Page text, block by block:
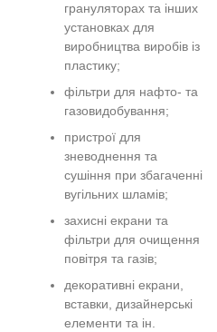
грануляторах та інших
установках для
виробництва виробів із
пластику;
фільтри для нафто- та
газовидобування;
пристрої для
зневоднення та
сушіння при збагаченні
вугільних шламів;
захисні екрани та
фільтри для очищення
повітря та газів;
декоративні екрани,
вставки, дизайнерські
елементи та ін.